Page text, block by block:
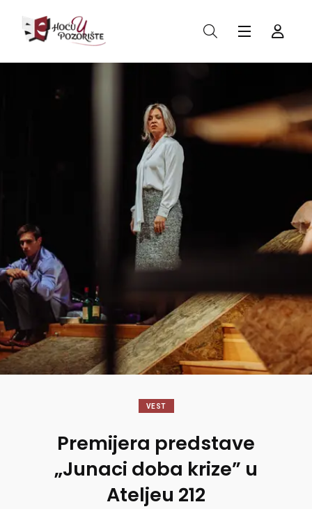
VEST
Premijera predstave
„Junaci doba krize” u
Ateljeu 212